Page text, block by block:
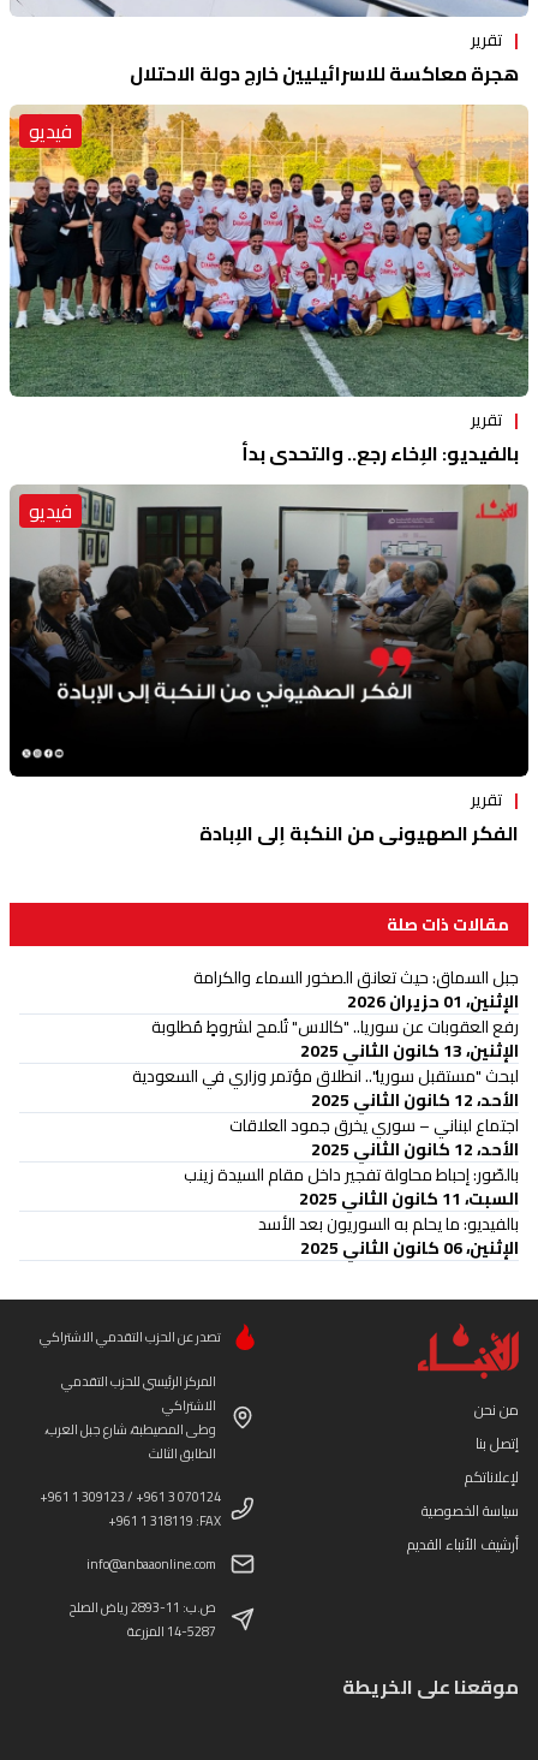
تقرير
هجرة معاكسة للاسرائيليين خارج دولة الاحتلال
فيديو
تقرير
بالفيديو: الإخاء رجع.. والتحدي بدأ
فيديو
تقرير
الفكر الصهيوني من النكبة إلى الإبادة
مقالات ذات صلة
جبل السماق: حيث تعانق الصخور السماء والكرامة
الإثنين، 01 حزيران 2026
رفع العقوبات عن سوريا.. "كالاس" تُلمح لشروطٍ مُطلوبة
الإثنين، 13 كانون الثاني 2025
لبحث "مستقبل سوريا".. انطلاق مؤتمر وزاري في السعودية
الأحد، 12 كانون الثاني 2025
اجتماع لبناني – سوري يخرق جمود العلاقات
الأحد، 12 كانون الثاني 2025
بالصّور: إحباط محاولة تفجير داخل مقام السيدة زينب
السبت، 11 كانون الثاني 2025
بالفيديو: ما يحلم به السوريون بعد الأسد
الإثنين، 06 كانون الثاني 2025
من نحن
إتصل بنا
لإعلاناتكم
سياسة الخصوصية
أرشيف الأنباء القديم
تصدر عن الحزب التقدمي الاشتراكي
المركز الرئيسي للحزب التقدمي
الاشتراكي
وطى المصيطبة، شارع جبل العرب،
الطابق الثالث
+961 1 309123 / +961 3 070124
+961 1 318119 :FAX
info@anbaaonline.com
ص.ب: 11-2893 رياض الصلح
14-5287 المزرعة
موقعنا على الخريطة